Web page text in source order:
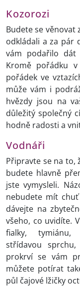
Kozorozi
Budete se věnovat
odkládali a za pár
vám podařilo
Kromě pořádku
pořádek ve
může vám i
hvězdy jsou na
důležitý společný
hodně radosti a
Vodnáři
Připravte se na to,
budete hlavně
jste vymysleli.
nebudete mít
dávejte na
všeho, co uvidíte.
fialky, tymiánu,
střídavou
prokrví se vám
můžete potírat
půl čajové lžičky